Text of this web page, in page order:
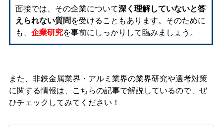
面接では、その企業について深く理解していないと答
えられない質問 を受けることもあります。そのために
も、 企業研究を事前にしっかりして臨みましょう。
また、非鉄金属業界・アルミ業界の業界研究や選考対策
に関する情報は、こちらの記事で解説しているので、ぜ
ひチェックしてみてください！